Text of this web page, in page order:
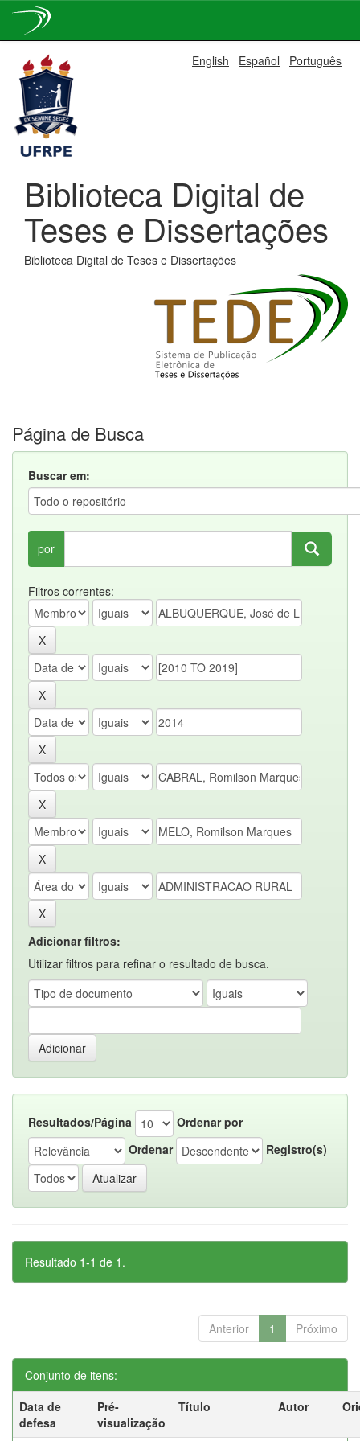
navigation
English Español Português
Biblioteca Digital de
Teses e Dissertações
Biblioteca Digital de Teses e Dissertações
Página de Busca
Buscar em:
por
Filtros correntes:
Adicionar filtros:
Utilizar filtros para refinar o resultado de busca.
Resultados/Página
Ordenar por
Ordenar
Registro(s)
Resultado 1-1 de 1.
Anterior 1 Próximo
Conjunto de itens:
Data de
defesa
Pré-
visualização
Título Autor